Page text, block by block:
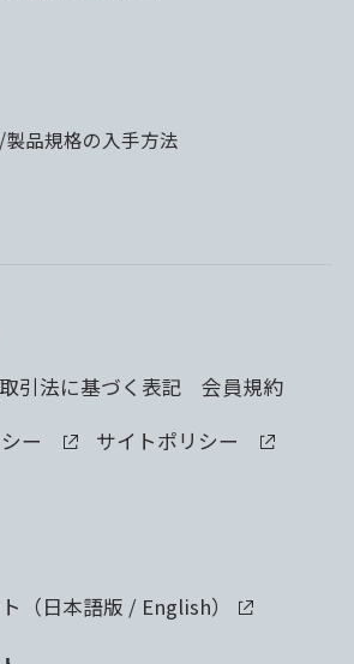
品規格の入手方法
引法に基づく表記
会員規約
ー
サイトポリシー
（日本語版 / English）